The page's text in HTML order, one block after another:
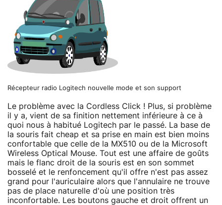
Récepteur radio Logitech nouvelle mode et son support
Le problème avec la Cordless Click ! Plus, si problème
il y a, vient de sa finition nettement inférieure à ce à
quoi nous à habitué Logitech par le passé. La base de
la souris fait cheap et sa prise en main est bien moins
confortable que celle de la MX510 ou de la Microsoft
Wireless Optical Mouse. Tout est une affaire de goûts
mais le flanc droit de la souris est en son sommet
bosselé et le renfoncement qu'il offre n'est pas assez
grand pour l'auriculaire alors que l'annulaire ne trouve
pas de place naturelle d'où une position très
inconfortable. Les boutons gauche et droit offrent un